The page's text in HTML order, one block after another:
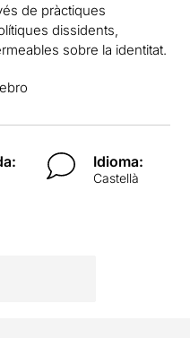
de pràctiques
dissidents,
sobre la identitat.
Idioma:
Castellà